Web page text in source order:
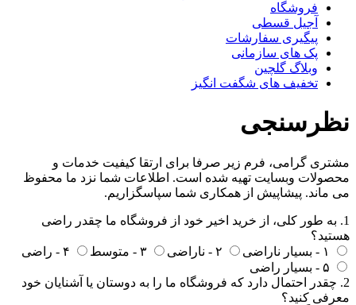
فروشگاه
آجیل قسطی
پیگیری سفارشات
پک های سازمانی
وبلاگ گلچین
تخفیف های شگفت انگیز
نظرسنجی
مشتری گرامی، فرم زیر صرفا برای ارتقا کیفیت خدمات و
محصولات وبسایت تهیه شده است. اطلاعات شما نزد ما محفوظ
می ماند. پیشاپیش از همکاری شما سپاسگزاریم.
1. به طور کلی، از خرید اخیر خود از فروشگاه ما چقدر راضی
هستید؟
۱ - بسیار ناراضی
۲ - ناراضی ۳ - متوسط
۴ - راضی
۵ - بسیار راضی
2. چقدر احتمال دارد که فروشگاه ما را به دوستان یا آشنایان خود
معرفی کنید؟